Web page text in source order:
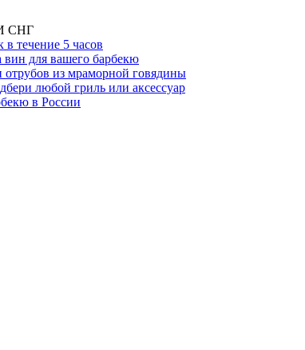
СНГ
течение 5 часов
вин для вашего барбекю
отрубов из мраморной говядины
любой гриль или аксессуар
в России